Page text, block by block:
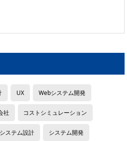
UX Webシステム開発
社 コストシミュレーション
システム設計 システム開発